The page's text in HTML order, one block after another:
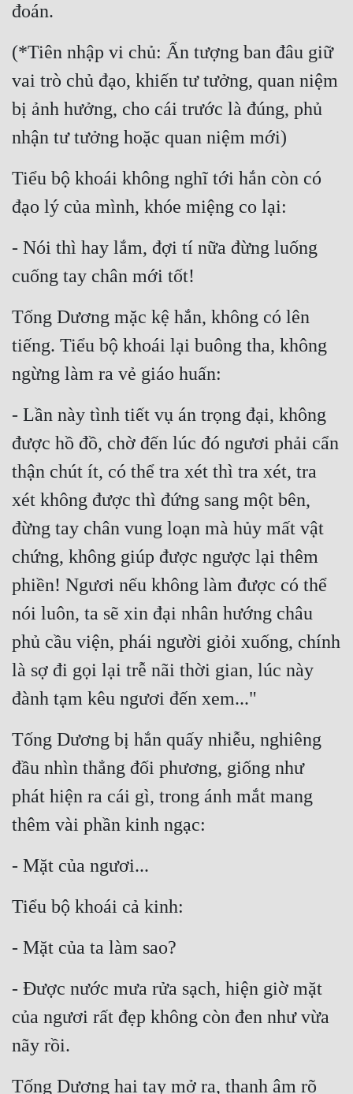
đoán.
(*Tiên nhập vi chủ: Ấn tượng ban đâu giữ
vai trò chủ đạo, khiến tư tưởng, quan niệm
bị ảnh hưởng, cho cái trước là đúng, phủ
nhận tư tưởng hoặc quan niệm mới)
Tiểu bộ khoái không nghĩ tới hắn còn có
đạo lý của mình, khóe miệng co lại:
- Nói thì hay lắm, đợi tí nữa đừng luống
cuống tay chân mới tốt!
Tống Dương mặc kệ hắn, không có lên
tiếng. Tiểu bộ khoái lại buông tha, không
ngừng làm ra vẻ giáo huấn:
- Lần này tình tiết vụ án trọng đại, không
được hồ đồ, chờ đến lúc đó ngươi phải cẩn
thận chút ít, có thể tra xét thì tra xét, tra
xét không được thì đứng sang một bên,
đừng tay chân vung loạn mà hủy mất vật
chứng, không giúp được ngược lại thêm
phiền! Ngươi nếu không làm được có thể
nói luôn, ta sẽ xin đại nhân hướng châu
phủ cầu viện, phái người giỏi xuống, chính
là sợ đi gọi lại trễ nãi thời gian, lúc này
đành tạm kêu ngươi đến xem..."
Tống Dương bị hắn quấy nhiễu, nghiêng
đầu nhìn thẳng đối phương, giống như
phát hiện ra cái gì, trong ánh mắt mang
thêm vài phần kinh ngạc:
- Mặt của ngươi...
Tiểu bộ khoái cả kinh:
- Mặt của ta làm sao?
- Được nước mưa rửa sạch, hiện giờ mặt
của ngươi rất đẹp không còn đen như vừa
nãy rồi.
Tống Dương hai tay mở ra, thanh âm rõ